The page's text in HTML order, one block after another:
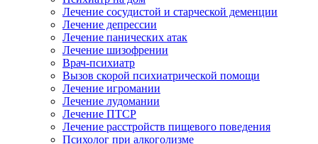
Лечение сосудистой и старческой деменции
Лечение депрессии
Лечение панических атак
Лечение шизофрении
Врач-психиатр
Вызов скорой психиатрической помощи
Лечение игромании
Лечение лудомании
Лечение ПТСР
Лечение расстройств пищевого поведения
Психолог при алкоголизме